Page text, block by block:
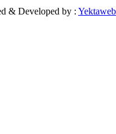
Designed & Developed by :